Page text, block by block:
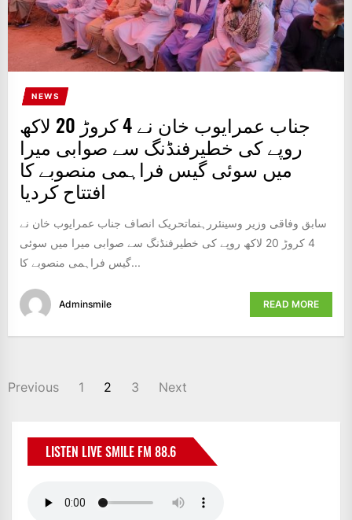
NEWS
جناب عمرایوب خان نے 4 کروڑ 20 لاکھ
روپے کی خطیرفنڈنگ سے صوابی میرا
میں سوئی گیس فراہمی منصوبے کا
افتتاح کردیا
سابق وفاقی وزیر وسینئررہنماتحریک انصاف جناب عمرایوب خان نے
4 کروڑ 20 لاکھ روپے کی خطیرفنڈنگ سے صوابی میرا میں سوئی
گیس فراہمی منصوبے کا...
Adminsmile READ MORE
POSTS
Previous 1 2 3 Next
LISTEN LIVE SMILE FM 88.6